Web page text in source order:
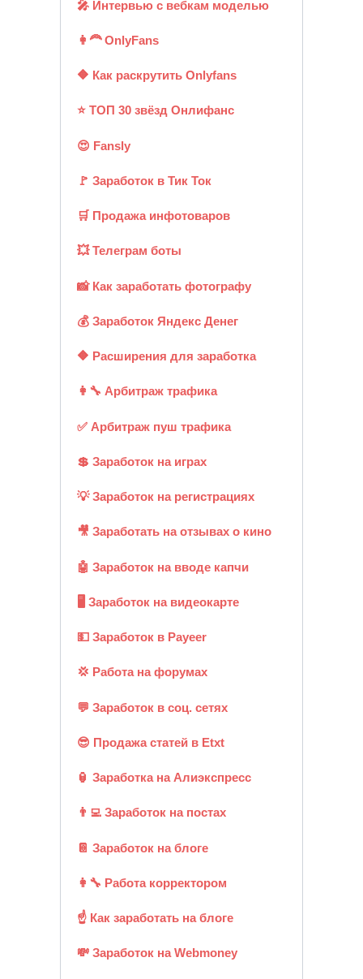
🎤 Интервью с вебкам моделью
👩‍🦰 OnlyFans
🔶 Как раскрутить Onlyfans
⭐ ТОП 30 звёзд Онлифанс
😍 Fansly
🚩 Заработок в Тик Ток
🛒 Продажа инфотоваров
💥 Телеграм боты
📸 Как заработать фотографу
💰 Заработок Яндекс Денег
🔶 Расширения для заработка
👩‍🔧 Арбитраж трафика
✅ Арбитраж пуш трафика
💲 Заработок на играх
💡 Заработок на регистрациях
🎥 Заработать на отзывах о кино
🤖 Заработок на вводе капчи
🖥️ Заработок на видеокарте
💵 Заработок в Payeer
💢 Работа на форумах
💬 Заработок в соц. сетях
😎 Продажа статей в Etxt
🏮 Заработка на Алиэкспресс
👨‍💻 Заработок на постах
📔 Заработок на блоге
👩‍🔧 Работа корректором
☝ Как заработать на блоге
💸 Заработок на Webmoney